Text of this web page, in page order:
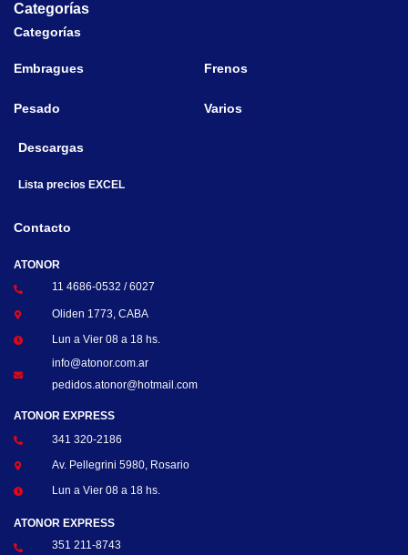
Categorías
Categorías
Embragues Frenos
Pesado Varios
Descargas
Lista precios EXCEL
Contacto
ATONOR
11 4686-0532 / 6027
Oliden 1773, CABA
Lun a Vier 08 a 18 hs.
info@atonor.com.ar
pedidos.atonor@hotmail.com
ATONOR EXPRESS
341 320-2186
Av. Pellegrini 5980, Rosario
Lun a Vier 08 a 18 hs.
ATONOR EXPRESS
351 211-8743